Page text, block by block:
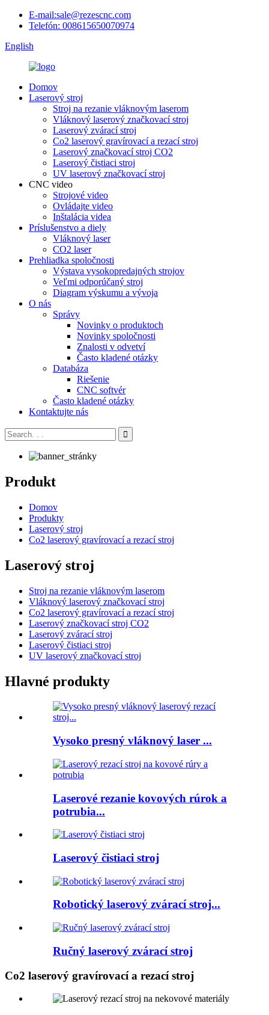
E-mail:sale@rezescnc.com
Telefón: 008615650070974
English
Domov
Laserový stroj
Stroj na rezanie vláknovým laserom
Vláknový laserový značkovací stroj
Laserový zvárací stroj
Co2 laserový gravírovací a rezací stroj
Laserový značkovací stroj CO2
Laserový čistiaci stroj
UV laserový značkovací stroj
CNC video
Strojové video
Ovládajte video
Inštalácia videa
Príslušenstvo a diely
Vláknový laser
CO2 laser
Prehliadka spoločnosti
Výstava vysokopredajných strojov
Veľmi odporúčaný stroj
Diagram výskumu a vývoja
O nás
Správy
Novinky o produktoch
Novinky spoločnosti
Znalosti v odvetví
Často kladené otázky
Databáza
Riešenie
CNC softvér
Často kladené otázky
Kontaktujte nás
Produkt
Domov
Produkty
Laserový stroj
Co2 laserový gravírovací a rezací stroj
Laserový stroj
Stroj na rezanie vláknovým laserom
Vláknový laserový značkovací stroj
Co2 laserový gravírovací a rezací stroj
Laserový značkovací stroj CO2
Laserový zvárací stroj
Laserový čistiaci stroj
UV laserový značkovací stroj
Hlavné produkty
Vysoko presný vláknový laser ...
Laserové rezanie kovových rúrok a
potrubia...
Laserový čistiaci stroj
Robotický laserový zvárací stroj...
Ručný laserový zvárací stroj
Co2 laserový gravírovací a rezací stroj